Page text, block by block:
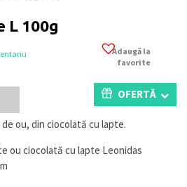
L 100g
Adaugă la
favorite
OFERTĂ
ou, din ciocolată cu lapte.
ou ciocolată cu lapte Leonidas